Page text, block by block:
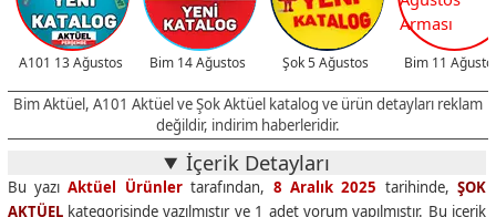
Karmen Krokantlı Fındık Kreması 500 g
115,00 TL
Indomie Dana Eti/Tavuk/Köri Aromalı Noodle Bardak 60 g
27,95 TL
Dr. Oetker Kakaolu Puding 196 g
43,90 TL
Piyale Fırınlanmış Dolgusuz Mantı/Erişte 500 g
Eti Form Bitter Çikolata Kaplı 50 g
29,90 TL
A101 13 Ağustos Bim 14 Ağustos Şok 5 Ağustos Bim 11
Bim Aktüel, A101 Aktüel ve Şok Aktüel katalog ve ürün detayları reklam
değildir, indirim haberleridir.
İçerik Detayları
Bu yazıAktüel Ürünlertarafından, 8 Aralık 2025 tarihinde,ŞOK
AKTÜELkategorisinde yazılmıştır ve 1 adet yorum yapılmıştır. Bu içerik